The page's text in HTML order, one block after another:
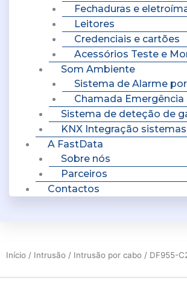
Fechaduras e
Leitores
Credenciais e cartões
Acessórios Teste e
Som Ambiente
Sistema de Alarme
Chamada Emergência
Sistema de deteção de
KNX Integração sistemas
A FastData
Sobre nós
Parceiros
Contactos
Início / Intrusão / Intrusão por cabo / DF955-